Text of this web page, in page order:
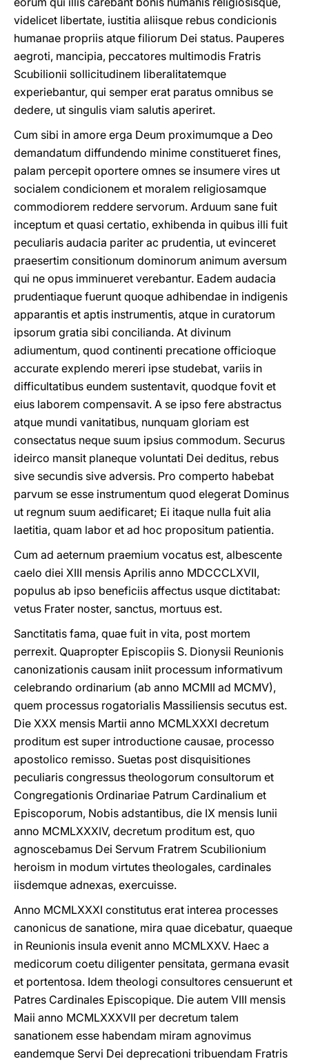
videlicet libertate, iustitia aliisque rebus condicionis
humanae propriis atque filiorum Dei status. Pauperes
aegroti, mancipia, peccatores multimodis Fratris
Scubilionii sollicitudinem liberalitatemque
experiebantur, qui semper erat paratus omnibus se
dedere, ut singulis viam salutis aperiret.
Cum sibi in amore erga Deum proximumque a Deo
demandatum diffundendo minime constitueret fines,
palam percepit oportere omnes se insumere vires ut
socialem condicionem et moralem religiosamque
commodiorem reddere servorum. Arduum sane fuit
inceptum et quasi certatio, exhibenda in quibus illi fuit
peculiaris audacia pariter ac prudentia, ut evinceret
praesertim consitionum dominorum animum aversum
qui ne opus imminueret verebantur. Eadem audacia
prudentiaque fuerunt quoque adhibendae in indigenis
apparantis et aptis instrumentis, atque in curatorum
ipsorum gratia sibi concilianda. At divinum
adiumentum, quod continenti precatione officioque
accurate explendo mereri ipse studebat, variis in
difficultatibus eundem sustentavit, quodque fovit et
eius laborem compensavit. A se ipso fere abstractus
atque mundi vanitatibus, nunquam gloriam est
consectatus neque suum ipsius commodum. Securus
ideirco mansit planeque voluntati Dei deditus, rebus
sive secundis sive adversis. Pro comperto habebat
parvum se esse instrumentum quod elegerat Dominus
ut regnum suum aedificaret; Ei itaque nulla fuit alia
laetitia, quam labor et ad hoc propositum patientia.
Cum ad aeternum praemium vocatus est, albescente
caelo diei XIII mensis Aprilis anno MDCCCLXVII,
populus ab ipso beneficiis affectus usque dictitabat:
vetus Frater noster, sanctus, mortuus est.
Sanctitatis fama, quae fuit in vita, post mortem
perrexit. Quapropter Episcopiis S. Dionysii Reunionis
canonizationis causam iniit processum informativum
celebrando ordinarium (ab anno MCMII ad MCMV),
quem processus rogatorialis Massiliensis secutus est.
Die XXX mensis Martii anno MCMLXXXI decretum
proditum est super introductione causae, processo
apostolico remisso. Suetas post disquisitiones
peculiaris congressus theologorum consultorum et
Congregationis Ordinariae Patrum Cardinalium et
Episcoporum, Nobis adstantibus, die IX mensis Iunii
anno MCMLXXXIV, decretum proditum est, quo
agnoscebamus Dei Servum Fratrem Scubilionium
heroism in modum virtutes theologales, cardinales
iisdemque adnexas, exercuisse.
Anno MCMLXXXI constitutus erat interea processes
canonicus de sanatione, mira quae dicebatur, quaeque
in Reunionis insula evenit anno MCMLXXV. Haec a
medicorum coetu diligenter pensitata, germana evasit
et portentosa. Idem theologi consultores censuerunt et
Patres Cardinales Episcopique. Die autem VIII mensis
Maii anno MCMLXXXVII per decretum talem
sanationem esse habendam miram agnovimus
eandemque Servi Dei deprecationi tribuendam Fratris